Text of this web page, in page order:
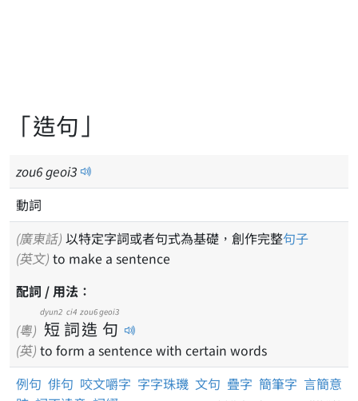
「造句」
zou6geoi3
動詞
(廣東話) 以特定字詞或者句式為基礎，創作完整句子
(英文) to make a sentence
配詞 / 用法：
(粵) 短
dyun2
詞
ci4
造
zou6
句
geoi3
(英) to form a sentence with certain words
例句 俳句 咬文嚼字 字字珠璣 文句 疊字 簡筆字 言簡意